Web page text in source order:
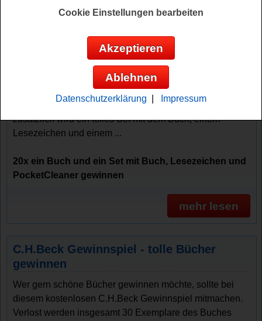
Eintragungsdatum ▲ ▼ Einsendeschluss
Buchszene Gewinnspiel - Buch gewinnen
Ein kostenloses Buchszene Gewinnspiel für alle
Gewinner, die gern ein tolles Buch gewinnen möchten.
Buchszene verlost zwanzig Exemplare des Buches Der
Zitronenbaum in meinem Garten von Andrea L´Arronge.
zusätzlich wird ein tolles Set mit dem Buch, einem
Lesezeichen und einem ...
20x ein Buch und ein Set mit Buch, Lesezeichen und
PocketCleaner gewinnen
mehr lesen
C.H.Beck Gewinnspiel - tolle Bücher
gewinnen
Wer gern schöne Bücher gewinnen möchte, sollte bei
diesem kostenlosen C.H.Beck Gewinnspiel mitmachen.
Verlost werden insgesamt 30 Exemplare des Buches
Cookie Einstellungen bearbeiten
Akzeptieren
Ablehnen
Datenschutzerklärung Impressum